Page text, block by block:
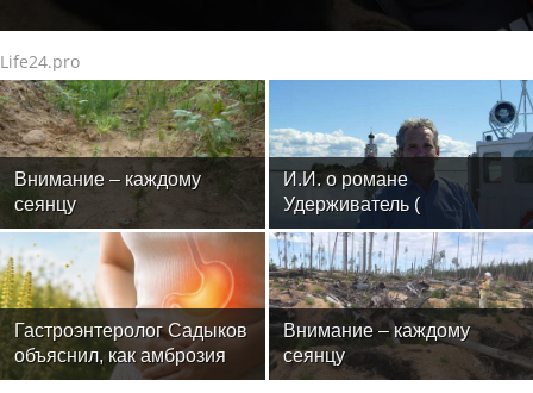
Life24.pro
Внимание – каждому
сеянцу
И.И. о романе
Удерживатель (
Удерживающий сейчас )
русского вологодского
писателя и поэта Андрея
Малышева ( роман
опубликован в 2016 г. )
Гастроэнтеролог Садыков
объяснил, как амброзия
может влиять на ЖКТ
Внимание – каждому
сеянцу